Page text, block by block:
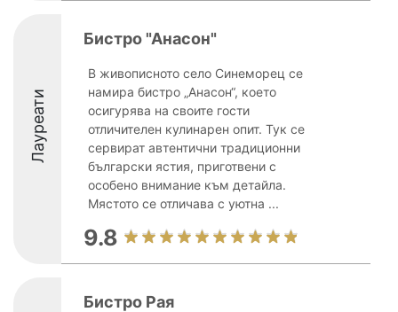
Лауреати
Бистро "Анасон"
В живописното село Синеморец се
намира бистро „Анасон“, което
осигурява на своите гости
отличителен кулинарен опит. Тук се
сервират автентични традиционни
български ястия, приготвени с
особено внимание към детайла.
Мястото се отличава с уютна ...
9.8
Бистро Рая